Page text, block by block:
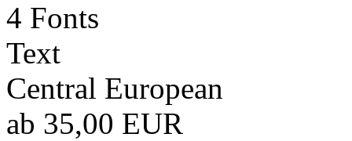
4 Fonts
Text
Central European
ab 35,00 EUR